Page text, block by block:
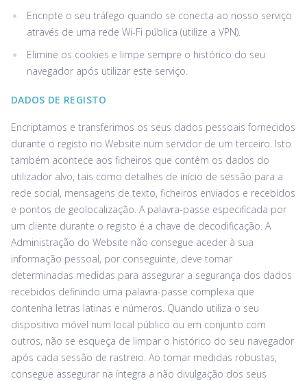
Encripte o seu tráfego quando se conecta ao nosso serviço
através de uma rede Wi-Fi pública (utilize a VPN).
Elimine os cookies e limpe sempre o histórico do seu
navegador após utilizar este serviço.
DADOS DE REGISTO
Encriptamos e transferimos os seus dados pessoais fornecidos
durante o registo no Website num servidor de um terceiro. Isto
também acontece aos ficheiros que contêm os dados do
utilizador alvo, tais como detalhes de início de sessão para a
rede social, mensagens de texto, ficheiros enviados e recebidos
e pontos de geolocalização. A palavra-passe especificada por
um cliente durante o registo é a chave de decodificação. A
Administração do Website não consegue aceder à sua
informação pessoal, por conseguinte, deve tomar
determinadas medidas para assegurar a segurança dos dados
recebidos definindo uma palavra-passe complexa que
contenha letras latinas e números. Quando utiliza o seu
dispositivo móvel num local público ou em conjunto com
outros, não se esqueça de limpar o histórico do seu navegador
após cada sessão de rastreio. Ao tomar medidas robustas,
consegue assegurar na íntegra a não divulgação dos seus